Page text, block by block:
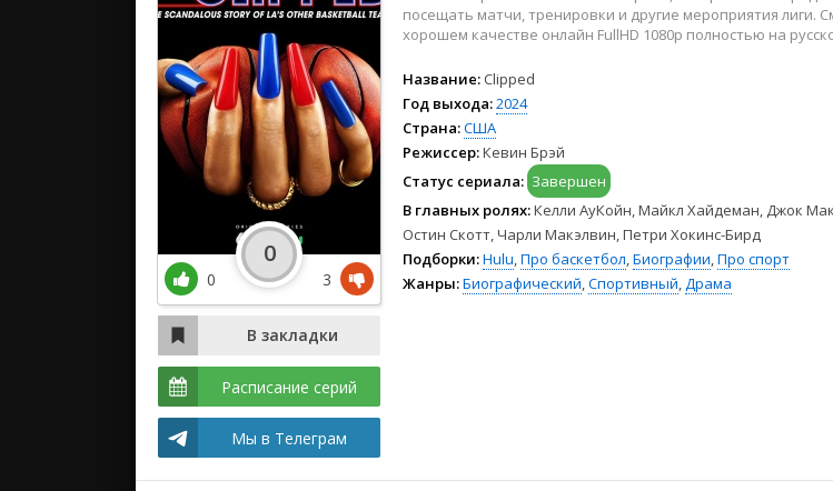
2023
HBO Max
посещать матчи, тренировки и другие мероприятия лиги.
хорошем качестве онлайн FullHD 1080p полностью на
Название: Clipped
Год выхода:2024
Страна:США
Режиссер:Кевин Брэй
Статус сериала: Завершен
В главных ролях:Келли АуКойн, Майкл Хайдеман, Джок
Остин Скотт, Чарли Макэлвин, Петри Хокинс-Бирд
Подборки:Hulu,Про баскетбол,Биографии,Про спорт
Жанры:Биографический,Спортивный,Драма
0
0
3
Расписание серий
Мы в Телеграм